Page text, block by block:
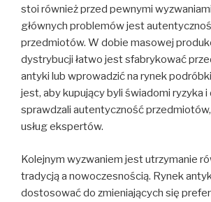
stoi również przed pewnymi
głównych problemów jest
przedmiotów. W dobie masowej
dystrybucji łatwo jest sfabrykować
antyki lub wprowadzić na rynek
jest, aby kupujący byli świadomi ryzyka i
sprawdzali autentyczność
usług ekspertów.
Kolejnym wyzwaniem jest utrzymanie
tradycją a nowoczesnością. Rynek
dostosować do zmieniających się